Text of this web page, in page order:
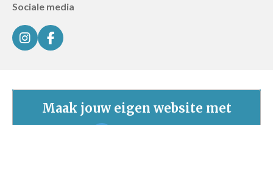
Sociale media
I
n
a
a
F
a
b
o
o
k
Maak jouw eigen website met
JouwWeb